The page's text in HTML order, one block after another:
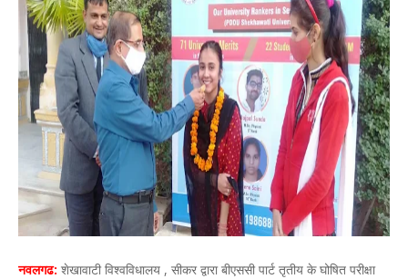
नवलगढ: शेखावाटी विश्वविधालय , सीकर द्वारा बीएससी पार्ट तृतीय के घोषित परीक्षा